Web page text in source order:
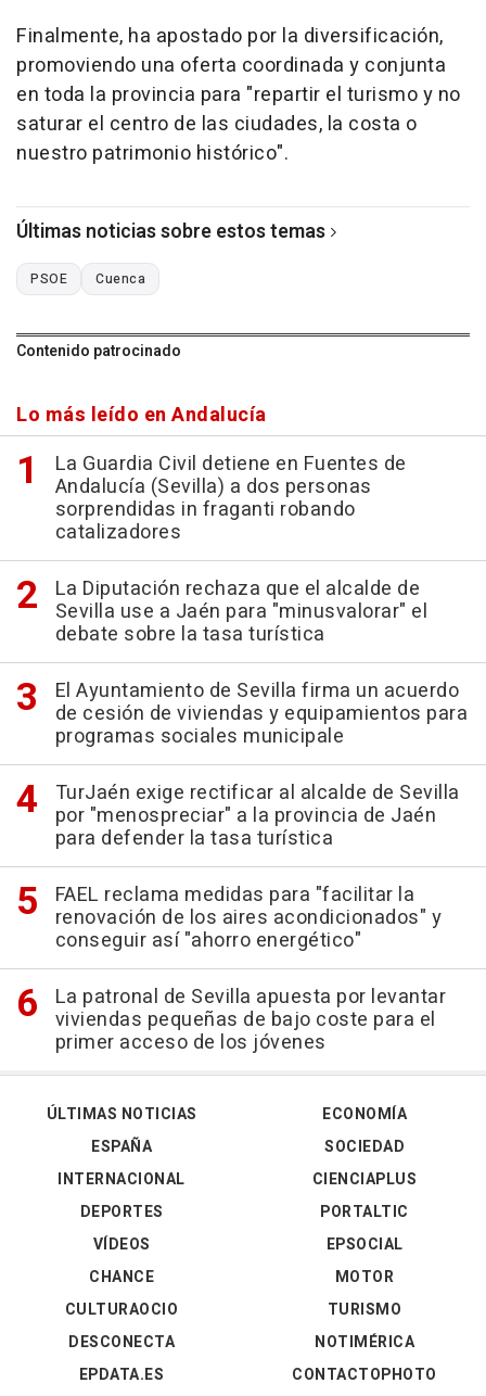
Finalmente, ha apostado por la diversificación,
promoviendo una oferta coordinada y conjunta
en toda la provincia para "repartir el turismo y no
saturar el centro de las ciudades, la costa o
nuestro patrimonio histórico".
Últimas noticias sobre estos temas
PSOE Cuenca
Contenido patrocinado
Lo más leído en Andalucía
La Guardia Civil detiene en Fuentes de
Andalucía (Sevilla) a dos personas
sorprendidas in fraganti robando
catalizadores
La Diputación rechaza que el alcalde de
Sevilla use a Jaén para "minusvalorar" el
debate sobre la tasa turística
El Ayuntamiento de Sevilla firma un acuerdo
de cesión de viviendas y equipamientos para
programas sociales municipale
TurJaén exige rectificar al alcalde de Sevilla
por "menospreciar" a la provincia de Jaén
para defender la tasa turística
FAEL reclama medidas para "facilitar la
renovación de los aires acondicionados" y
conseguir así "ahorro energético"
La patronal de Sevilla apuesta por levantar
viviendas pequeñas de bajo coste para el
primer acceso de los jóvenes
ÚLTIMAS NOTICIAS
ESPAÑA
INTERNACIONAL
DEPORTES
VÍDEOS
ECONOMÍA
SOCIEDAD
CIENCIAPLUS
PORTALTIC
EPSOCIAL
CHANCE
CULTURAOCIO
DESCONECTA
EPDATA.ES
MOTOR
TURISMO
NOTIMÉRICA
CONTACTOPHOTO